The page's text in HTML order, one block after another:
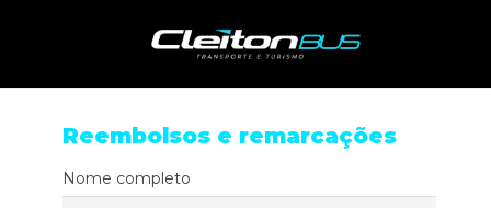
Reembolsos e remarcações
Nome completo